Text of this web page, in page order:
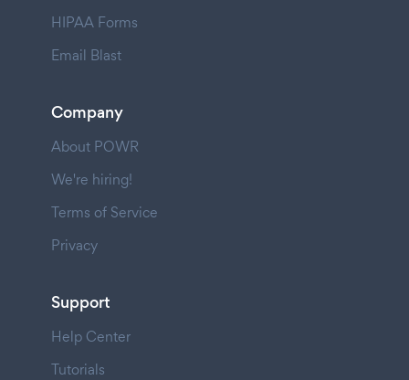
HIPAA Forms
Email Blast
Company
About POWR
We're hiring!
Terms of Service
Privacy
Support
Help Center
Tutorials